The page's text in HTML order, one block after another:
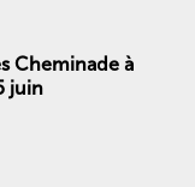
juin